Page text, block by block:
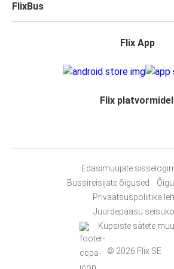
FlixBus
Flix App
Flix
Edasimüüjate
Bussireisijate õigused
Privaatsuspoliitika
Juurdepääsu
Küpsiste sätete
© 2026 Flix SE